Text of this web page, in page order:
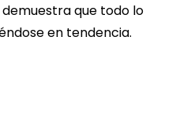
que todo lo
en tendencia.